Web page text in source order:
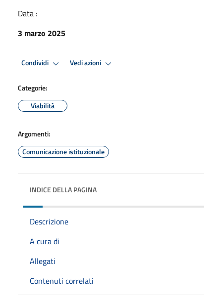
Data :
3 marzo 2025
Condividi Vedi azioni
Categorie:
Viabilità
Argomenti:
Comunicazione istituzionale
INDICE DELLA PAGINA
Descrizione
A cura di
Allegati
Contenuti correlati